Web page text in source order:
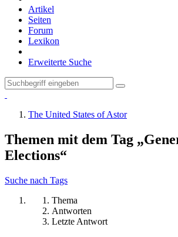
Artikel
Seiten
Forum
Lexikon
Erweiterte Suche
The United States of Astor
Themen mit dem Tag
Elections“
Suche nach Tags
Thema
Antworten
Letzte Antwort